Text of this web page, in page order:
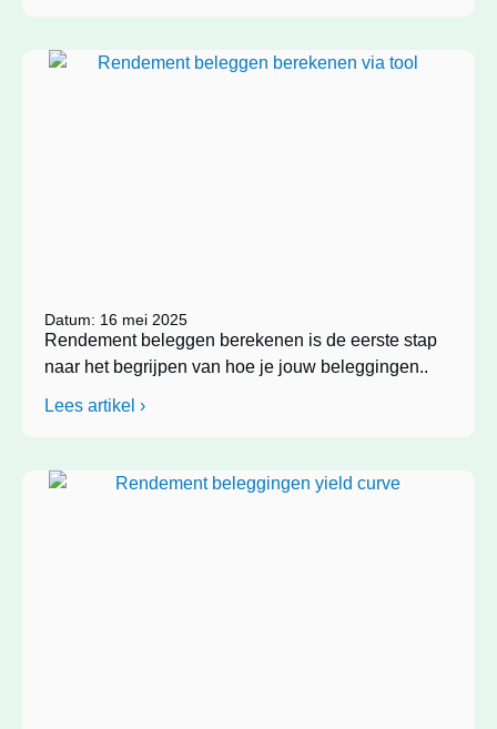
Datum: 16 mei 2025
Rendement beleggen berekenen is de eerste stap
naar het begrijpen van hoe je jouw beleggingen..
Lees artikel ›